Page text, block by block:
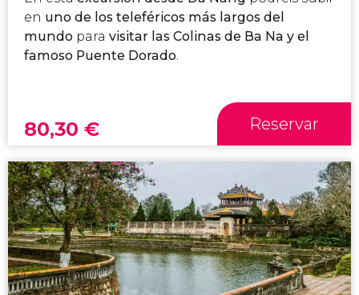
en uno de los teleféricos más largos del
mundo para visitar las Colinas de Ba Na y el
famoso Puente Dorado.
80,30 € Reservar